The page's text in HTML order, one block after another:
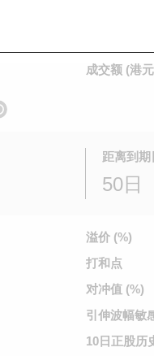
成交额 (港
距离到期
50日
溢价 (%)
打和点
对冲值 (%)
引伸波幅敏
10日正股历